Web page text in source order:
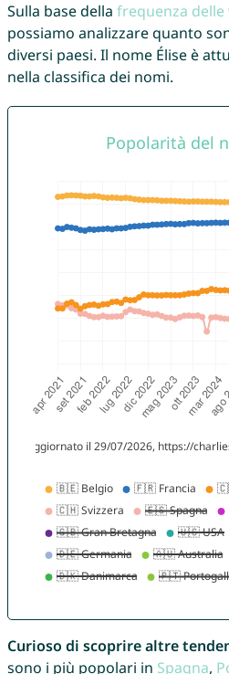
Sulla base della frequenza
possiamo analizzare quanto
diversi paesi. Il nome Élise è
nella classifica dei nomi.
Curioso di scoprire altre
sono i più popolari in Spagna,